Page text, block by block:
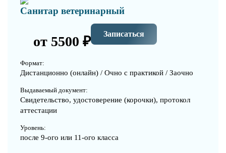
Санитар ветеринарный
от 5500 ₽ Записаться
Формат:
Дистанционно (онлайн) / Очно с практикой / Заочно
Выдаваемый документ:
Свидетельство, удостоверение (корочки), протокол
аттестации
Уровень:
после 9-ого или 11-ого класса